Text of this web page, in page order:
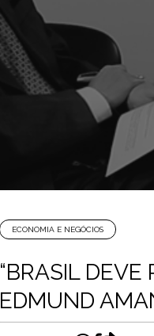
ECONOMIA E NEGÓCIOS
“BRASIL
EDMUND